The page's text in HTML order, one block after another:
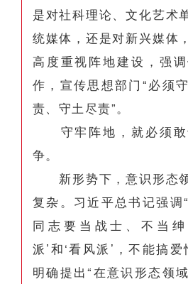
是对社科理论、文化艺术
统媒体，还是对新兴媒体
高度重视阵地建设，强
作，宣传思想部门“必须
责、守土尽责”。
守牢阵地，就必须敢
争。
新形势下，意识形态
复杂。习近平总书记强调
同志要当战士、不当
派’和‘看风派’，不能搞爱
明确提出“在意识形态领